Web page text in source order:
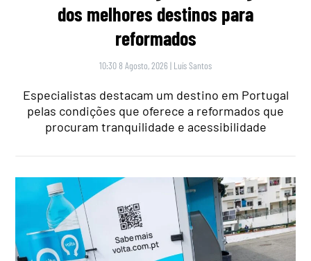
dos melhores destinos para
reformados
10:30 8 Agosto, 2026 | Luís Santos
Especialistas destacam um destino em Portugal
pelas condições que oferece a reformados que
procuram tranquilidade e acessibilidade